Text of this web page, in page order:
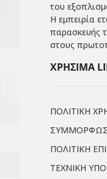
του
Η εμπειρία
παρασκευής
στους
ΧΡΗΣΙΜΑ
ΠΟΛΙΤΙΚΗ
ΠΟΛΙΤΙΚΗ
ΤΕΧΝΙΚΗ